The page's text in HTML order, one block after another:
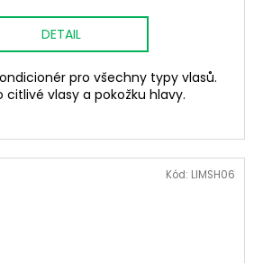
DETAIL
pro všechny typy vlasů.
citlivé vlasy a pokožku hlavy.
Kód: LIMSH06